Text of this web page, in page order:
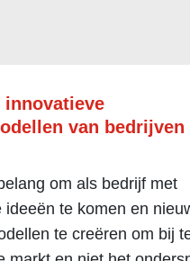
innovatieve
van bedrijven
om als bedrijf met
ideeën te komen en
te creëren om bij